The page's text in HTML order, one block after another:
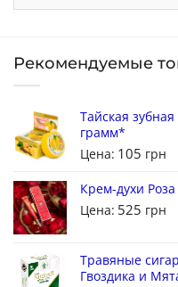
Рекомендуемые
Тайская
грамм*
Цена: 105 грн
Крем-духи
Цена: 525 грн
Травяные
Гвоздика и